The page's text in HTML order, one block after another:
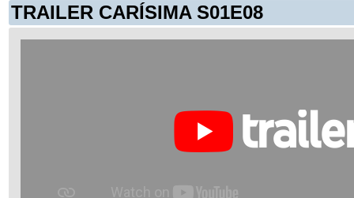
TRAILER CARÍSIMA S01E08